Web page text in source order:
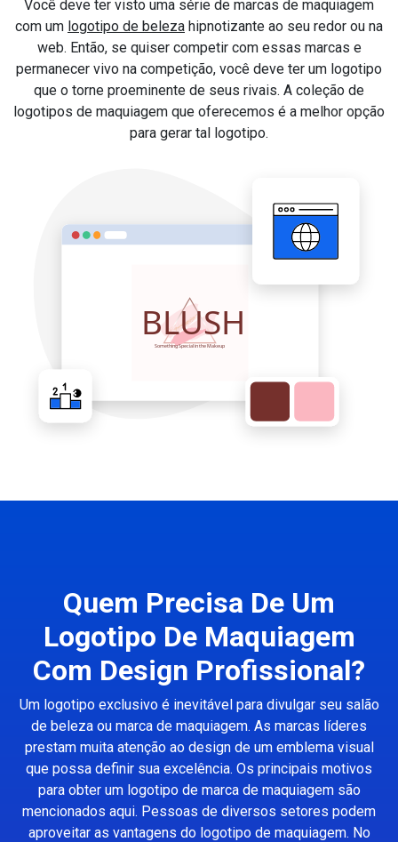
Você deve ter visto uma série de marcas de maquiagem
com um logotipo de beleza hipnotizante ao seu redor ou na
web. Então, se quiser competir com essas marcas e
permanecer vivo na competição, você deve ter um logotipo
que o torne proeminente de seus rivais. A coleção de
logotipos de maquiagem que oferecemos é a melhor opção
para gerar tal logotipo.
Quem Precisa De Um
Logotipo De Maquiagem
Com Design Profissional?
Um logotipo exclusivo é inevitável para divulgar seu salão
de beleza ou marca de maquiagem. As marcas líderes
prestam muita atenção ao design de um emblema visual
que possa definir sua excelência. Os principais motivos
para obter um logotipo de marca de maquiagem são
mencionados aqui. Pessoas de diversos setores podem
aproveitar as vantagens do logotipo de maquiagem. No